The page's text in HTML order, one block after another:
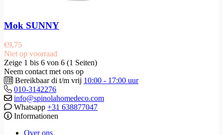
Mok SUNNY
€9,75
Niet op voorraad
Zeige 1 bis 6 von 6 (1 Seiten)
Neem contact met ons op
Bereikbaar di t/m vrij 10:00 - 17:00 uur
010-3142276
info@spinolahomedeco.com
Whatsapp +31 638877047
Informationen
Over ons